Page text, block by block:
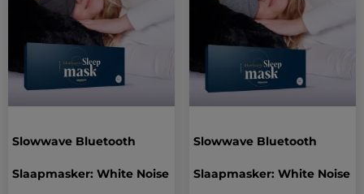
Slowwave Bluetooth
Slaapmasker: White Noise
Slowwave Bluetooth
Slaapmasker: White Noise